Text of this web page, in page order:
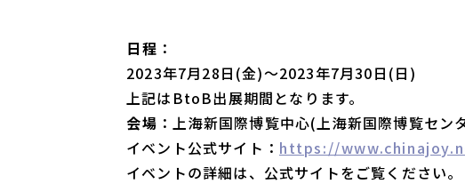
日程 ：
2023年7月28日(金)～2023年7月30日(日)
上記はBtoB出展期間となります。
会場 ：上海新国際博覧中心(上海新国際博覧セン
イベント公式サイト： https://
イベントの詳細は、公式サイトをご覧ください。